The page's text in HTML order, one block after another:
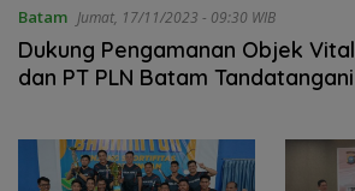
Batam Jumat, 17/11/2023 - 09:30 WIB
Dukung Pengamanan Objek
dan PT PLN Batam